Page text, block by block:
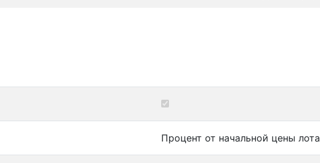
Процент от начальной цены лота